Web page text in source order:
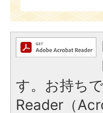
す。お持ち
Reader（